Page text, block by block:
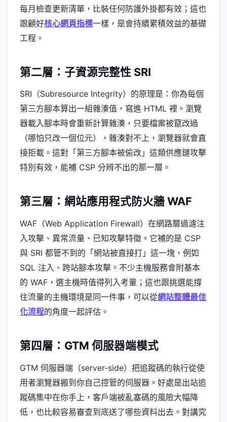
每月檢查更新清單，比裝任何防護外掛都有效；這也
跟顧好核心網頁指標一樣，是會持續累積效益的基礎
工程。
第二層：子資源完整性 SRI
SRI（Subresource Integrity）的原理是：你為每個
第三方腳本算出一組雜湊值，寫進 HTML 裡。瀏覽
器載入腳本時會重新計算雜湊，只要檔案被竄改過
（哪怕只改一個位元），雜湊對不上，瀏覽器就會直
接拒載。這對「第三方腳本被偷改」這類供應鏈攻擊
特別有效，能補 CSP 分辨不出的那一層。
第三層：網站應用程式防火牆 WAF
WAF（Web Application Firewall）在網路層過濾注
入攻擊、異常流量、已知攻擊特徵。它補的是 CSP
與 SRI 都管不到的「網站被直接打」這一塊，例如
SQL 注入、跨站腳本攻擊。不少主機服務會附基本
的 WAF，選主機時值得列入考量；這也跟挑選能撐
住流量的主機環境是同一件事，可以從網站整體最佳
化流程的角度一起評估。
第四層：GTM 伺服器端模式
GTM 伺服器端（server-side）把追蹤碼的執行從使
用者瀏覽器搬到你自己控管的伺服器。好處是出站追
蹤碼集中在你手上，客戶端被亂塞碼的風險大幅降
低，也比較容易審查到底送了哪些資料出去。對講究